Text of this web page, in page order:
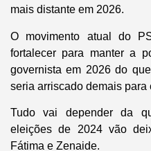
mais distante em 2026.
O movimento atual do
fortalecer para manter a
governista em 2026 do
seria arriscado demais para
Tudo vai depender da
eleições de 2024 vão
Fátima e Zenaide.